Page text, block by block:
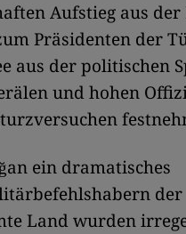
Aufstieg aus
Präsidenten der
aus der politischen
und hohen
ein dramatisches
der
Land wurden